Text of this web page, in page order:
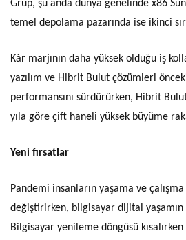
Grup, şu anda dünya genelinde x86
temel depolama pazarında ise ikinci
Kâr marjının daha yüksek olduğu iş
yazılım ve Hibrit Bulut çözümleri
performansını sürdürürken, Hibrit
yıla göre çift haneli yüksek büyüme
Yeni fırsatlar
Pandemi insanların yaşama ve çalışma
değiştirirken, bilgisayar dijital
Bilgisayar yenileme döngüsü kısalırken